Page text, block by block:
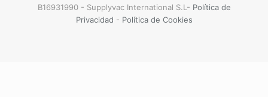
B16931990 - Supplyvac International S.L- Política de
Privacidad - Política de Cookies